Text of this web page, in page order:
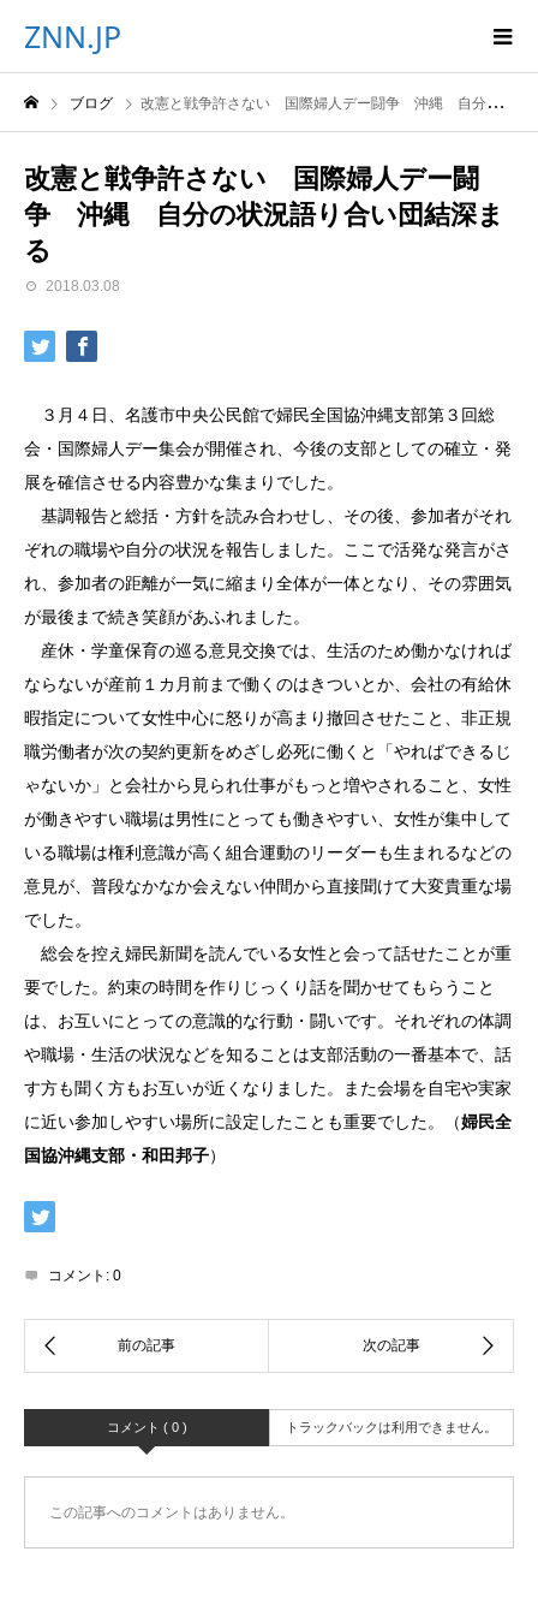
ZNN.JP
ブログ 改憲と戦争許さない 国際婦人デー闘争 沖縄 自分の状況語り合い団結深まる
改憲と戦争許さない 国際婦人デー闘
争 沖縄 自分の状況語り合い団結深ま
る
2018.03.08
３月４日、名護市中央公民館で婦民全国協沖縄支部第３回総
会・国際婦人デー集会が開催され、今後の支部としての確立・発
展を確信させる内容豊かな集まりでした。
基調報告と総括・方針を読み合わせし、その後、参加者がそれ
ぞれの職場や自分の状況を報告しました。ここで活発な発言がさ
れ、参加者の距離が一気に縮まり全体が一体となり、その雰囲気
が最後まで続き笑顔があふれました。
産休・学童保育の巡る意見交換では、生活のため働かなければ
ならないが産前１カ月前まで働くのはきついとか、会社の有給休
暇指定について女性中心に怒りが高まり撤回させたこと、非正規
職労働者が次の契約更新をめざし必死に働くと「やればできるじ
ゃないか」と会社から見られ仕事がもっと増やされること、女性
が働きやすい職場は男性にとっても働きやすい、女性が集中して
いる職場は権利意識が高く組合運動のリーダーも生まれるなどの
意見が、普段なかなか会えない仲間から直接聞けて大変貴重な場
でした。
総会を控え婦民新聞を読んでいる女性と会って話せたことが重
要でした。約束の時間を作りじっくり話を聞かせてもらうこと
は、お互いにとっての意識的な行動・闘いです。それぞれの体調
や職場・生活の状況などを知ることは支部活動の一番基本で、話
す方も聞く方もお互いが近くなりました。また会場を自宅や実家
に近い参加しやすい場所に設定したことも重要でした。（婦民全
国協沖縄支部・和田邦子）
コメント: 0
コメント ( 0 ) トラックバックは利用できません。
この記事へのコメントはありません。